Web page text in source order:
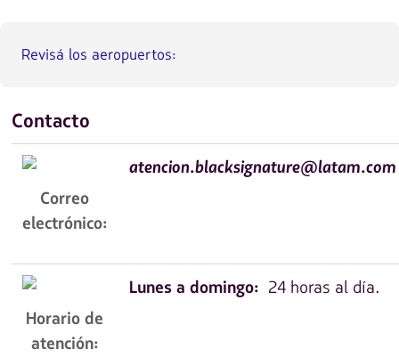
Revisá los aeropuertos:
Contacto
Correo
electrónico:
atencion.blacksignature@latam.com
Horario de
atención:
Lunes a domingo: 24 horas al día.